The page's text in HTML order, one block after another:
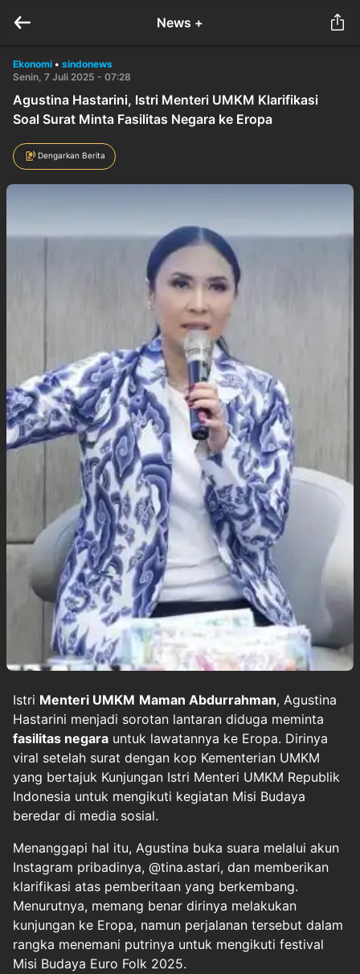
News +
Ekonomi • sindonews
Senin, 7 Juli 2025 - 07:28
Agustina Hastarini, Istri Menteri UMKM Klarifikasi
Soal Surat Minta Fasilitas Negara ke Eropa
Dengarkan Berita
Istri Menteri UMKM Maman Abdurrahman, Agustina
Hastarini menjadi sorotan lantaran diduga meminta
fasilitas negara untuk lawatannya ke Eropa. Dirinya
viral setelah surat dengan kop Kementerian UMKM
yang bertajuk Kunjungan Istri Menteri UMKM Republik
Indonesia untuk mengikuti kegiatan Misi Budaya
beredar di media sosial.
Menanggapi hal itu, Agustina buka suara melalui akun
Instagram pribadinya, @tina.astari, dan memberikan
klarifikasi atas pemberitaan yang berkembang.
Menurutnya, memang benar dirinya melakukan
kunjungan ke Eropa, namun perjalanan tersebut dalam
rangka menemani putrinya untuk mengikuti festival
Misi Budaya Euro Folk 2025.